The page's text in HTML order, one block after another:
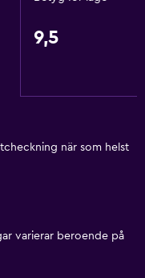
9,5
när som helst
varierar beroende på